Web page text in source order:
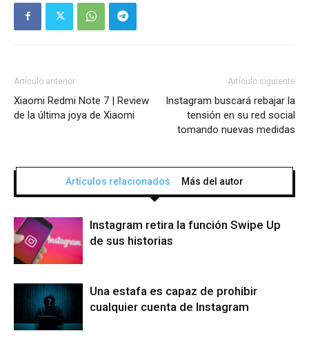
Artículo anterior
Xiaomi Redmi Note 7 | Review
de la última joya de Xiaomi
Artículo siguiente
Instagram buscará rebajar la
tensión en su red social
tomando nuevas medidas
Artículos relacionados Más del autor
Instagram retira la función Swipe Up
de sus historias
Una estafa es capaz de prohibir
cualquier cuenta de Instagram